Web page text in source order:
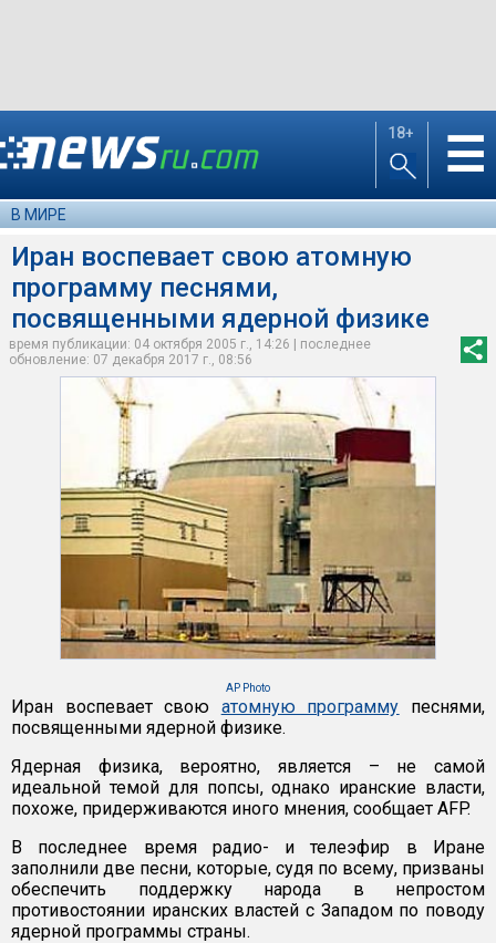
18+ ☰
В МИРЕ
Иран воспевает свою атомную
программу песнями,
посвященными ядерной физике
время публикации: 04 октября 2005 г., 14:26 | последнее
обновление: 07 декабря 2017 г., 08:56
AP Photo
Иран воспевает свою атомную программу песнями,
посвященными ядерной физике.
Ядерная физика, вероятно, является – не самой
идеальной темой для попсы, однако иранские власти,
похоже, придерживаются иного мнения, сообщает AFP.
В последнее время радио- и телеэфир в Иране
заполнили две песни, которые, судя по всему, призваны
обеспечить поддержку народа в непростом
противостоянии иранских властей с Западом по поводу
ядерной программы страны.